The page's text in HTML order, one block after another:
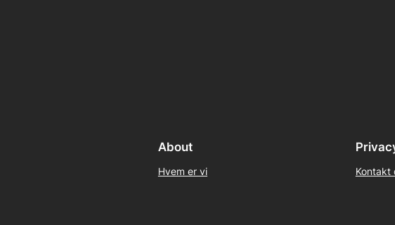
About
Hvem er vi Kontakt